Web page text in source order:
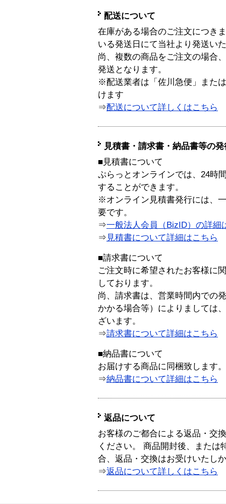
配送について
在庫がある場合のご注文につき
いる発送日にて当社より発送い
尚、複数の商品をご注文の場合
発送となります。
※配送業者は「佐川急便」また
けます
⇒配送について詳しくはこちら
見積書・請求書・納品書等の
■見積書について
ぷらっとオンラインでは、24時
することができます。
※オンライン見積書発行には、
要です。
⇒一般法人会員（BizID）の詳細
⇒ 見積書について詳細はこちら
■請求書について
ご注文時に希望されたお客様に
しております。
尚、請求書は、営業時間内での
かかる場合等）によりましては
ざいます。
⇒請求書について詳細はこちら
■納品書について
お届けする商品に同梱致します。
⇒納品書について詳細はこちら
返品について
お客様のご都合による返品・交
ください。 商品開封後、または
合、返品・交換はお受けいたし
⇒返品について詳しくはこちら